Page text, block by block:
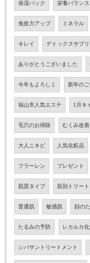
保湿パック 栄養バランス
免疫力アップ ミネラル
キレイ デトックスサプリ
ありがとうございました
今年もよろしく 新年の
福山市人気エステ 1月キ
毛穴のお掃除 むくみ改善
大人ニキビ 人気化粧品
フラーレン プレゼント
肌質タイプ 肌別トリート
普通肌 敏感肌 顔の
たるみの予防 レカルカ
シバサントリートメント